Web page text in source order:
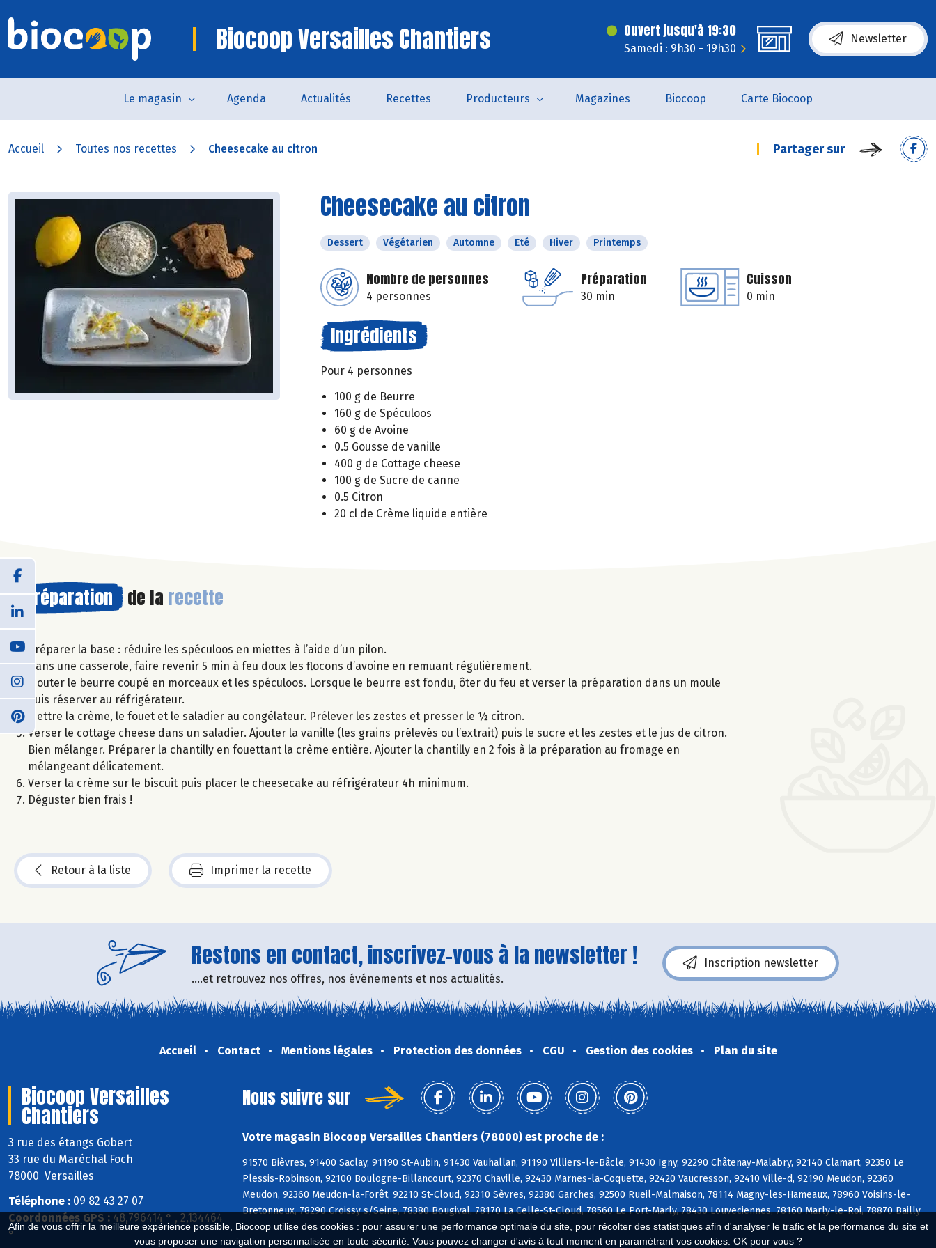
Afin de vous offrir la meilleure expérience possible, Biocoop utilise des cookies : pour assurer une performance optimale du site, pour récolter des statistiques afin d'analyser le trafic et la performance du site et
vous proposer une navigation personnalisée en toute sécurité. Vous pouvez changer d'avis à tout moment en paramétrant vos cookies. OK pour vous ?
Biocoop Versailles Chantiers Ouvert jusqu'à 19:30
Samedi : 9h30 - 19h30
Newsletter
Le magasin Agenda Actualités Recettes Producteurs Magazines Biocoop Carte Biocoop
Accueil Toutes nos recettes Cheesecake au citron Partager sur
Cheesecake au citron
Dessert Végétarien Automne Eté Hiver Printemps
Nombre de personnes
4 personnes
Préparation
30 min
Cuisson
0 min
Ingrédients
Pour 4 personnes
100 g de Beurre
160 g de Spéculoos
60 g de Avoine
0.5 Gousse de vanille
400 g de Cottage cheese
100 g de Sucre de canne
0.5 Citron
20 cl de Crème liquide entière
Préparation de la recette
Préparer la base : réduire les spéculoos en miettes à l’aide d’un pilon.
Dans une casserole, faire revenir 5 min à feu doux les flocons d’avoine en remuant régulièrement.
Ajouter le beurre coupé en morceaux et les spéculoos. Lorsque le beurre est fondu, ôter du feu et verser la préparation dans un moule
puis réserver au réfrigérateur.
Mettre la crème, le fouet et le saladier au congélateur. Prélever les zestes et presser le ½ citron.
Verser le cottage cheese dans un saladier. Ajouter la vanille (les grains prélevés ou l’extrait) puis le sucre et les zestes et le jus de citron.
Bien mélanger. Préparer la chantilly en fouettant la crème entière. Ajouter la chantilly en 2 fois à la préparation au fromage en
mélangeant délicatement.
Verser la crème sur le biscuit puis placer le cheesecake au réfrigérateur 4h minimum.
Déguster bien frais !
Retour à la liste Imprimer la recette
Restons en contact, inscrivez-vous à la newsletter !
....et retrouvez nos offres, nos événements et nos actualités.
Inscription newsletter
Accueil Contact Mentions légales Protection des données CGU Gestion des cookies Plan du site
Biocoop Versailles
Chantiers
3 rue des étangs Gobert
33 rue du Maréchal Foch
78000 Versailles
Téléphone : 09 82 43 27 07
Coordonnées GPS : 48,796414 ° , 2,134464
°
Nous suivre sur
Votre magasin Biocoop Versailles Chantiers (78000) est proche de :
91570 Bièvres, 91400 Saclay, 91190 St-Aubin, 91430 Vauhallan, 91190 Villiers-le-Bâcle, 91430 Igny, 92290 Châtenay-Malabry, 92140 Clamart, 92350 Le
Plessis-Robinson, 92100 Boulogne-Billancourt, 92370 Chaville, 92430 Marnes-la-Coquette, 92420 Vaucresson, 92410 Ville-d, 92190 Meudon, 92360
Meudon, 92360 Meudon-la-Forêt, 92210 St-Cloud, 92310 Sèvres, 92380 Garches, 92500 Rueil-Malmaison, 78114 Magny-les-Hameaux, 78960 Voisins-le-
Bretonneux, 78290 Croissy s/Seine, 78380 Bougival, 78170 La Celle-St-Cloud, 78560 Le Port-Marly, 78430 Louveciennes, 78160 Marly-le-Roi, 78870 Bailly